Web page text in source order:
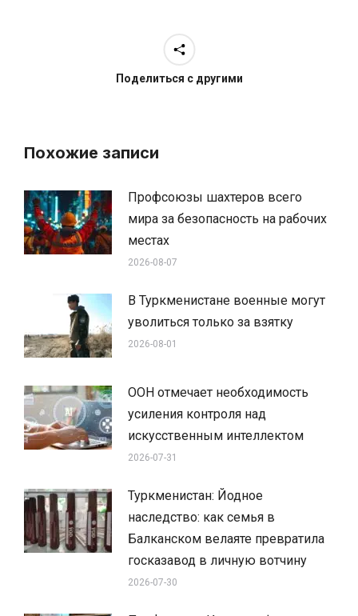
Поделиться с другими
Похожие записи
Профсоюзы шахтеров всего
мира за безопасность на рабочих
местах
2026-08-07
В Туркменистане военные могут
уволиться только за взятку
2026-08-01
ООН отмечает необходимость
усиления контроля над
искусственным интеллектом
2026-07-31
Туркменистан: Йодное
наследство: как семья в
Балканском велаяте превратила
госказавод в личную вотчину
2026-07-30